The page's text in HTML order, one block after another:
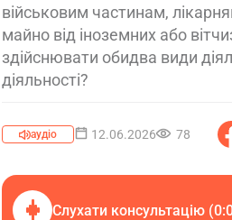
військовим частинам,
майно від іноземних або
здійснювати обидва види
діяльності?
аудіо 12.06.2026 78
Слухати консультацію